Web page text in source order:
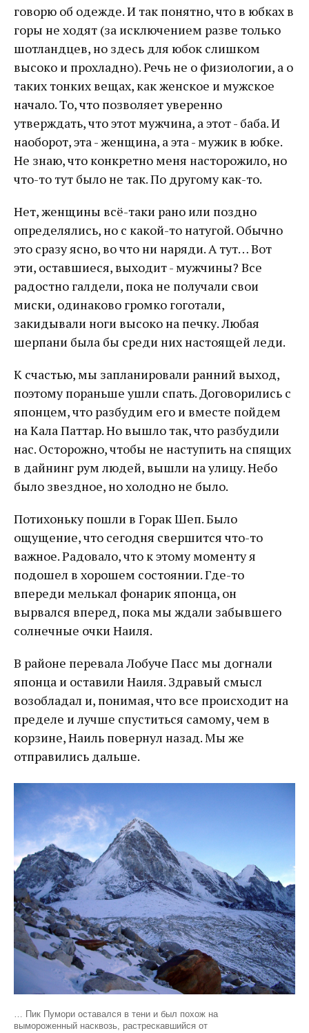
говорю об одежде. И так понятно, что в юбках в
горы не ходят (за исключением разве только
шотландцев, но здесь для юбок слишком
высоко и прохладно). Речь не о физиологии, а о
таких тонких вещах, как женское и мужское
начало. То, что позволяет уверенно
утверждать, что этот мужчина, а этот - баба. И
наоборот, эта - женщина, а эта - мужик в юбке.
Не знаю, что конкретно меня насторожило, но
что-то тут было не так. По другому как-то.
Нет, женщины всё-таки рано или поздно
определялись, но с какой-то натугой. Обычно
это сразу ясно, во что ни наряди. А тут… Вот
эти, оставшиеся, выходит - мужчины? Все
радостно галдели, пока не получали свои
миски, одинаково громко гоготали,
закидывали ноги высоко на печку. Любая
шерпани была бы среди них настоящей леди.
К счастью, мы запланировали ранний выход,
поэтому пораньше ушли спать. Договорились с
японцем, что разбудим его и вместе пойдем
на Кала Паттар. Но вышло так, что разбудили
нас. Осторожно, чтобы не наступить на спящих
в дайнинг рум людей, вышли на улицу. Небо
было звездное, но холодно не было.
Потихоньку пошли в Горак Шеп. Было
ощущение, что сегодня свершится что-то
важное. Радовало, что к этому моменту я
подошел в хорошем состоянии. Где-то
впереди мелькал фонарик японца, он
вырвался вперед, пока мы ждали забывшего
солнечные очки Наиля.
В районе перевала Лобуче Пасс мы догнали
японца и оставили Наиля. Здравый смысл
возобладал и, понимая, что все происходит на
пределе и лучше спуститься самому, чем в
корзине, Наиль повернул назад. Мы же
отправились дальше.
… Пик Пумори оставался в тени и был похож на
вымороженный насквозь, растрескавшийся от